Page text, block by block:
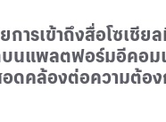
รเข้าถึงสื่อโซเชีย
บนแพลตฟอร์มอีคอม
ดคล้องต่อความต้อ